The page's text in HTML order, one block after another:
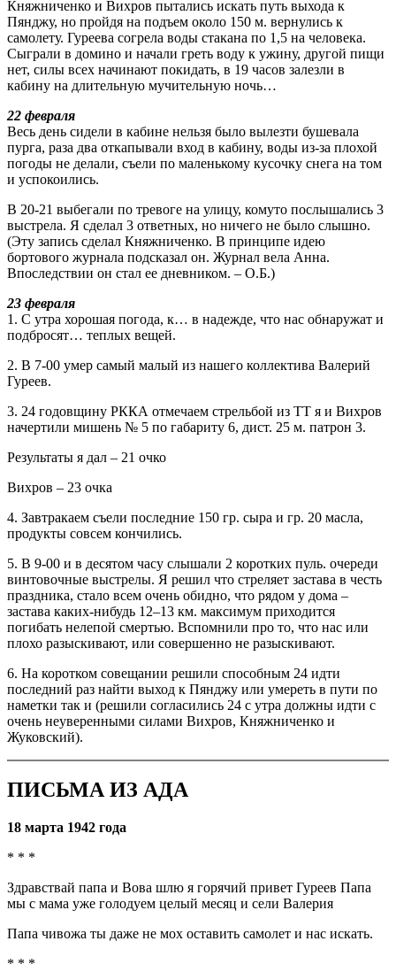
Княжниченко и Вихров пытались искать путь выхода к
Пянджу, но пройдя на подъем около 150 м. вернулись к
самолету. Гуреева согрела воды стакана по 1,5 на человека.
Сыграли в домино и начали греть воду к ужину, другой пищи
нет, силы всех начинают покидать, в 19 часов залезли в
кабину на длительную мучительную ночь…
22 февраля
Весь день сидели в кабине нельзя было вылезти бушевала
пурга, раза два откапывали вход в кабину, воды из-за плохой
погоды не делали, съели по маленькому кусочку снега на том
и успокоились.
В 20-21 выбегали по тревоге на улицу, комуто послышались 3
выстрела. Я сделал 3 ответных, но ничего не было слышно.
(Эту запись сделал Княжниченко. В принципе идею
бортового журнала подсказал он. Журнал вела Анна.
Впоследствии он стал ее дневником. – О.Б.)
23 февраля
1. С утра хорошая погода, к… в надежде, что нас обнаружат и
подбросят… теплых вещей.
2. В 7-00 умер самый малый из нашего коллектива Валерий
Гуреев.
3. 24 годовщину РККА отмечаем стрельбой из ТТ я и Вихров
начертили мишень № 5 по габариту 6, дист. 25 м. патрон 3.
Результаты я дал – 21 очко
Вихров – 23 очка
4. Завтракаем съели последние 150 гр. сыра и гр. 20 масла,
продукты совсем кончились.
5. В 9-00 и в десятом часу слышали 2 коротких пуль. очереди
винтовочные выстрелы. Я решил что стреляет застава в честь
праздника, стало всем очень обидно, что рядом у дома –
застава каких-нибудь 12–13 км. максимум приходится
погибать нелепой смертью. Вспомнили про то, что нас или
плохо разыскивают, или совершенно не разыскивают.
6. На коротком совещании решили способным 24 идти
последний раз найти выход к Пянджу или умереть в пути по
наметки так и (решили согласились 24 с утра должны идти с
очень неуверенными силами Вихров, Княжниченко и
Жуковский).
ПИСЬМА ИЗ АДА
18 марта 1942 года
* * *
Здравствай папа и Вова шлю я горячий привет Гуреев Папа
мы с мама уже голодуем целый месяц и сели Валерия
Папа чивожа ты даже не мох оставить самолет и нас искать.
* * *